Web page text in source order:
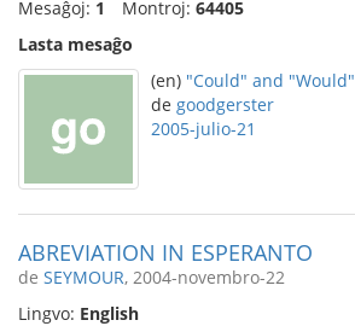
Mesaĝoj: 1 Montroj: 64405
Lasta mesaĝo
(en) "Could" and "Would"
de goodgerster
2005-julio-21
ABREVIATION IN ESPERANTO
de SEYMOUR, 2004-novembro-22
Lingvo: English